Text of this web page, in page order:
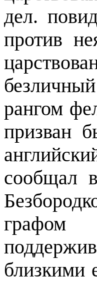
дел.
против
безличный
рангом
призван
сообщал
графом
близкими